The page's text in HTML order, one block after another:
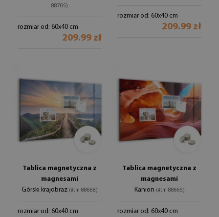
88705)
rozmiar od: 60x40 cm
209.99 zł
rozmiar od: 60x40 cm
209.99 zł
Tablica magnetyczna z
magnesami
Górski krajobraz (#tm-88668)
rozmiar od: 60x40 cm
Tablica magnetyczna z
magnesami
Kanion (#tm-88665)
rozmiar od: 60x40 cm